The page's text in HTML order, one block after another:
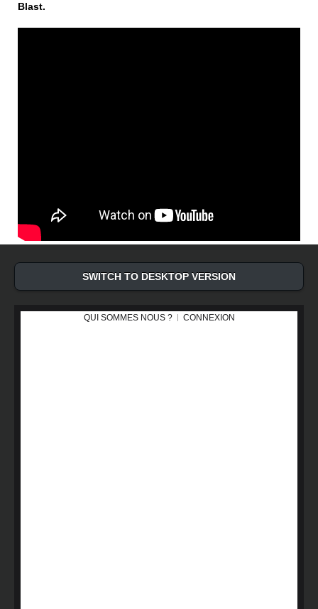
Blast.
SWITCH TO DESKTOP VERSION
QUI SOMMES NOUS ? CONNEXION